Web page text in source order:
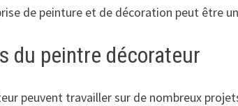
de peinture et de décoration peut être
du peintre décorateur
peuvent travailler sur de nombreux